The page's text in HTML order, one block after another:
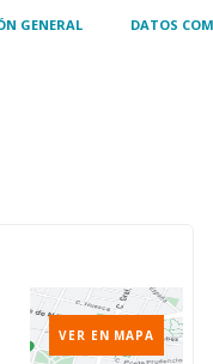
GENERAL DATOS
VER EN MAPA